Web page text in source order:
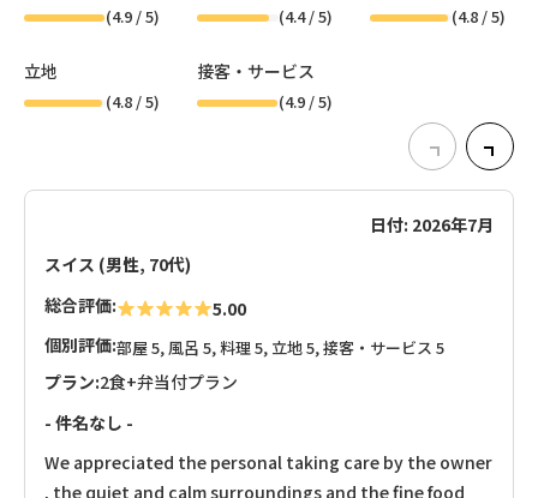
(4.9 / 5) (4.4/ 5) (4.8 / 5)
立地
(4.8 / 5)
接客・サービス
(4.9 / 5)
日付: 2026年7月
スイス (男性, 70代)
総合評価:
5.00
個別評価:部屋 5, 風呂 5, 料理 5, 立地 5, 接客・サービス 5
プラン:2食+弁当付プラン
- 件名なし -
We appreciated the personal taking care by the owner
, the quiet and calm surroundings and the fine food